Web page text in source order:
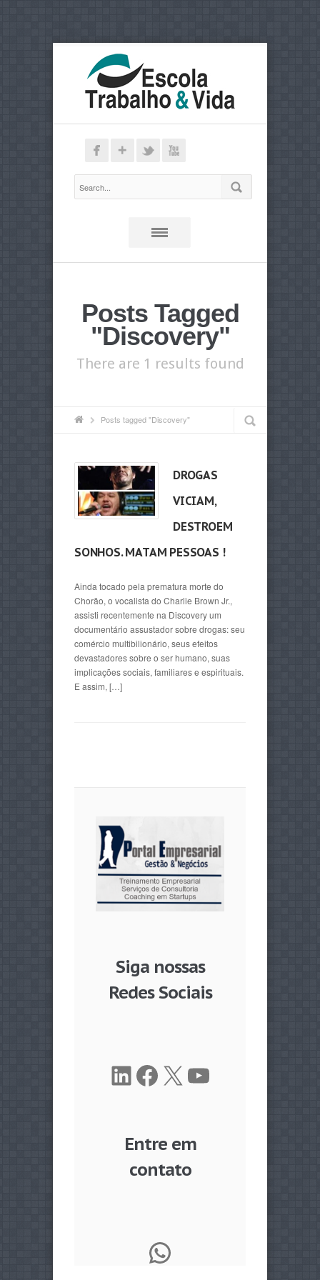
Posts Tagged
"Discovery"
There are 1 results found
Posts tagged "Discovery"
DROGAS
VICIAM,
DESTROEM
SONHOS. MATAM PESSOAS !
Ainda tocado pela prematura morte do
Chorão, o vocalista do Charlie Brown Jr.,
assisti recentemente na Discovery um
documentário assustador sobre drogas: seu
comércio multibilionário, seus efeitos
devastadores sobre o ser humano, suas
implicações sociais, familiares e espirituais.
E assim, […]
Siga nossas
Redes Sociais
LinkedIn
Facebook
X Youtube
Entre em
contato
WhatsApp